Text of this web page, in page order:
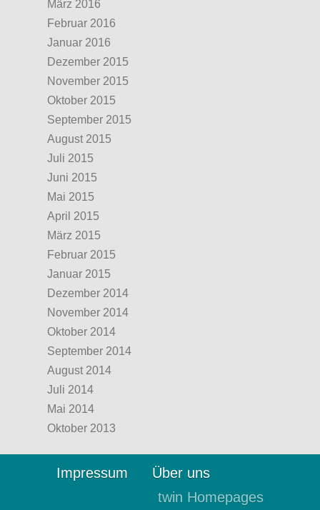
März 2016
Februar 2016
Januar 2016
Dezember 2015
November 2015
Oktober 2015
September 2015
August 2015
Juli 2015
Juni 2015
Mai 2015
April 2015
März 2015
Februar 2015
Januar 2015
Dezember 2014
November 2014
Oktober 2014
September 2014
August 2014
Juli 2014
Mai 2014
Oktober 2013
Impressum
Über uns
twin Homepages